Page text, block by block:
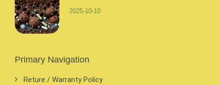
2025-10-10
Primary Navigation
Reture / Warranty Policy